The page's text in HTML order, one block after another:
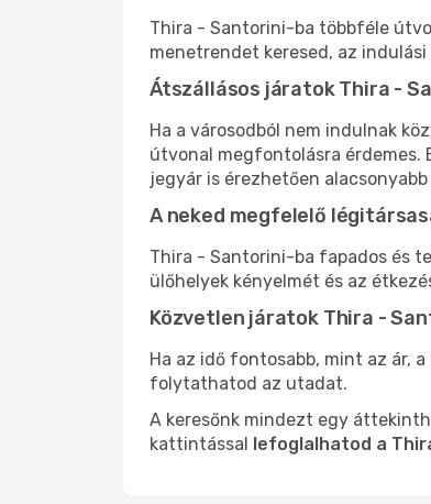
Thira - Santorini-ba többféle
menetrendet keresed, az
Átszállásos járatok Thira -
Ha a városodból nem indulnak
útvonal megfontolásra érdemes.
jegyár is érezhetően
A neked megfelelő
Thira - Santorini-ba fapados és
ülőhelyek kényelmét és az
Közvetlen járatok Thira -
Ha az idő fontosabb, mint az ár,
folytathatod az utadat.
A keresőnk mindezt egy
kattintással lefoglalhatod a